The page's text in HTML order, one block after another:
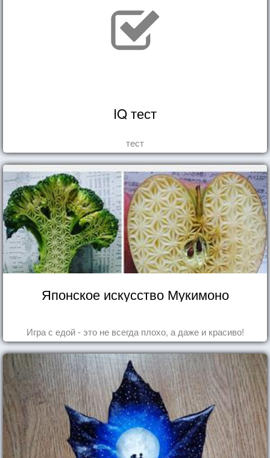
IQ тест
тест
Японское искусство Мукимоно
Игра с едой - это не всегда плохо, а даже и красиво!